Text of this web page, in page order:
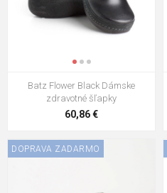
Batz Flower Black Dámske
zdravotné šľapky
60,86 €
DOPRAVA ZADARMO